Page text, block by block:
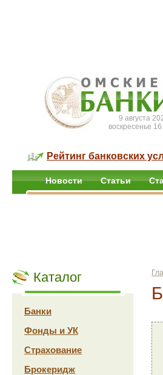
9 августа
воскресенье
Рейтинг банковских
Новости Статьи
Каталог
Банки
Фонды и УК
Страхование
Брокеридж